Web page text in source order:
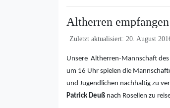
Altherren
Zuletzt aktualisiert: 20. August
Unsere Altherren-Mannschaft
um 16 Uhr spielen die
und Jugendlichen nachhaltig zu
Patrick Deuß nach Rosellen zu